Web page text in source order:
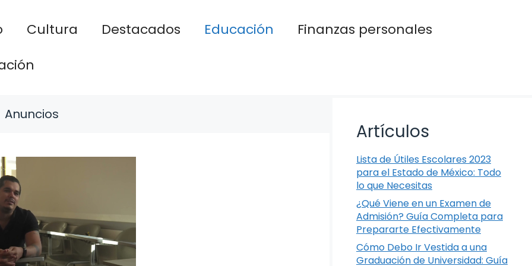
Cultura Destacados Educación
Finanzas personales
Anuncios
Artículos
Lista de Útiles Escolares 2023
para el Estado de México: Todo
lo que Necesitas
¿Qué Viene en un Examen de
Admisión? Guía Completa para
Prepararte Efectivamente
Cómo Debo Ir Vestida a una
Graduación de Universidad: Guía